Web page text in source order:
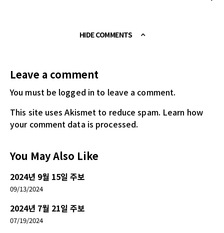
HIDE COMMENTS
Leave a comment
You must be logged in to leave a comment.
This site uses Akismet to reduce spam. Learn how
your comment data is processed.
You May Also Like
2024년 9월 15일 주보
09/13/2024
2024년 7월 21일 주보
07/19/2024